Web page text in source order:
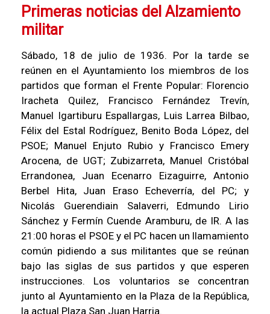
Primeras noticias del Alzamiento
militar
Sábado, 18 de julio de 1936. Por la tarde se
reúnen en el Ayuntamiento los miembros de los
partidos que forman el Frente Popular: Florencio
Iracheta Quilez, Francisco Fernández Trevín,
Manuel Igartiburu Espallargas, Luis Larrea Bilbao,
Félix del Estal Rodríguez, Benito Boda López, del
PSOE; Manuel Enjuto Rubio y Francisco Emery
Arocena, de UGT; Zubizarreta, Manuel Cristóbal
Errandonea, Juan Ecenarro Eizaguirre, Antonio
Berbel Hita, Juan Eraso Echeverría, del PC; y
Nicolás Guerendiain Salaverri, Edmundo Lirio
Sánchez y Fermín Cuende Aramburu, de IR. A las
21:00 horas el PSOE y el PC hacen un llamamiento
común pidiendo a sus militantes que se reúnan
bajo las siglas de sus partidos y que esperen
instrucciones. Los voluntarios se concentran
junto al Ayuntamiento en la Plaza de la República,
la actual Plaza San Juan Harria.